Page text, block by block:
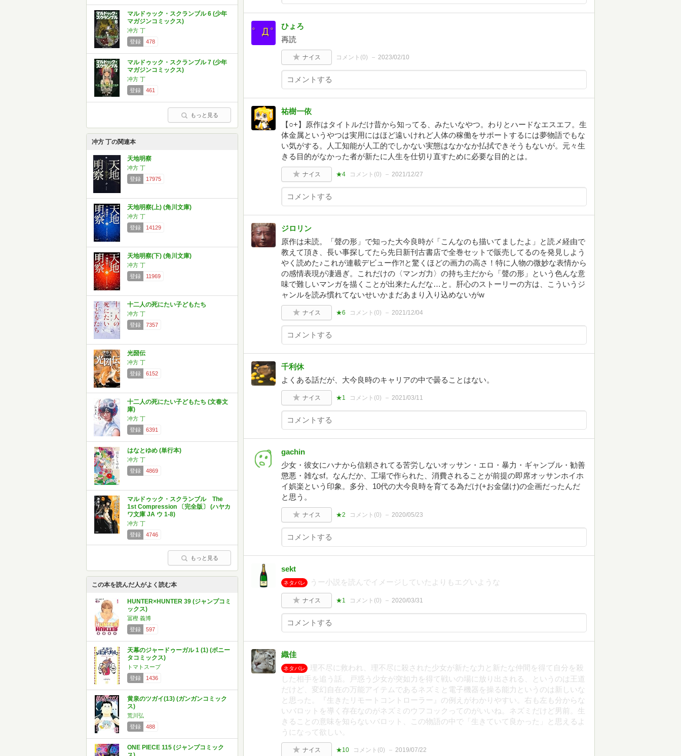
マルドゥック・スクランブル 6 (少年
マガジンコミックス)
冲方 丁
登録
478
マルドゥック・スクランブル 7 (少年
マガジンコミックス)
冲方 丁
登録
461
もっと見る
冲方 丁の関連本
天地明察
冲方 丁
登録
17975
天地明察(上) (角川文庫)
冲方 丁
登録
14129
天地明察(下) (角川文庫)
冲方 丁
登録
11969
十二人の死にたい子どもたち
冲方 丁
登録
7357
光圀伝
冲方 丁
登録
6152
十二人の死にたい子どもたち (文春文
庫)
冲方 丁
登録
6391
はなとゆめ (単行本)
冲方 丁
登録
4869
マルドゥック・スクランブル The
1st Compression 〔完全版〕 (ハヤカ
ワ文庫 JA ウ 1-8)
冲方 丁
登録
4746
もっと見る
この本を読んだ人がよく読む本
HUNTER×HUNTER 39 (ジャンプコミ
ックス)
冨樫 義博
登録
597
天幕のジャードゥーガル 1 (1) (ボニー
タコミックス)
トマトスープ
登録
1436
黄泉のツガイ(13) (ガンガンコミック
ス)
荒川弘
登録
488
ONE PIECE 115 (ジャンプコミック
ひょろ
再読
ナイス コメント(0) 2023/02/10
祐樹一依
【○+】原作はタイトルだけ昔から知ってる、みたいなやつ。わりとハードなエスエフ。生
体金属というやつは実用にはほど遠いけれど人体の稼働をサポートするには夢物語でもな
い気がする。人工知能が人工的でしかない実態はなかなか払拭できそうもないが。元々生
きる目的がなかった者が新たに人生を仕切り直すために必要な目的とは。
ナイス ★4 コメント(0) 2021/12/27
ジロリン
原作は未読。「聲の形」で知った大今良時が「こんなのも描いてましたよ」と読メ経由で
教えて頂き、長い事探してたら先日新刊古書店で全巻セットで販売してるのを発見しよう
やく読めた♪これが連載デビュー作⁈と驚くほどの画力の高さ！特に人物の微妙な表情から
の感情表現が凄過ぎ。これだけの〈マンガ力〉の持ち主だから「聲の形」という色んな意
味で難しいマンガを描くことが出来たんだな…と。肝心のストーリーの方は、こういうジ
ャンルを読み慣れてないせいかまだあまり入り込めないがw
ナイス ★6 コメント(0) 2021/12/04
千利休
よくある話だが、大今良時のキャリアの中で曇ることはない。
ナイス ★1 コメント(0) 2021/03/11
gachin
少女・彼女にハナから信頼されてる苦労しないオッサン・エロ・暴力・ギャンブル・勧善
懲悪・雑なsf。なんだか、工場で作られた、消費されることが前提の即席オッサンホイホ
イ娯楽という印象。多分、10代の大今良時を育てる為だけ(+お金儲け)の企画だったんだ
と思う。
ナイス ★2 コメント(0) 2020/05/23
sekt
ネタバレ うー小説を読んでイメージしていたよりもエグいような
ナイス ★1 コメント(0) 2020/03/31
織佳
ネタバレ
理不尽に救われ、理不尽に殺された少女が新たな力と新たな仲間を得て自分を殺
した相手を追う話。戸惑う少女が突如力を得て戦いの場に放り出される、というのは王道
だけど、変幻自在の万能アイテムであるネズミと電子機器を操る能力というのは新しいな
と思った。『生きたリモートコントローラー』の例えがわかりやすい。右も左も分からな
いバロットを導く存在なのがネズミのウフコックってのがいいね。ネズミだけど男前。生
きることの意味を知らないバロット、この物語の中で「生きていて良かった」と思えるよ
うになって欲しい。
ナイス ★10 コメント(0) 2019/07/22